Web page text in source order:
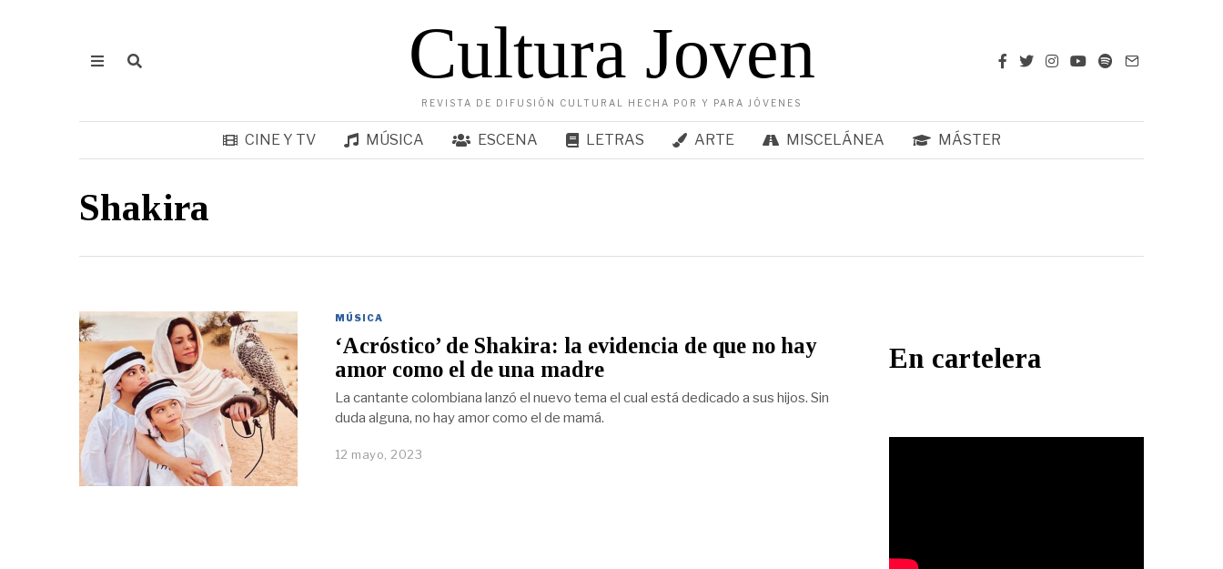
Cultura Joven
REVISTA DE DIFUSIÓN CULTURAL HECHA POR Y PARA JÓVENES
CINE Y TV MÚSICA ESCENA LETRAS ARTE MISCELÁNEA MÁSTER
Shakira
MÚSICA
‘Acróstico’ de Shakira: la evidencia de que no hay
amor como el de una madre
La cantante colombiana lanzó el nuevo tema el cual está dedicado a sus hijos. Sin
duda alguna, no hay amor como el de mamá.
12 mayo, 2023
En cartelera